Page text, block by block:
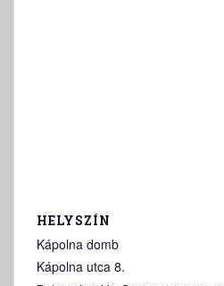
HELYSZÍN
Kápolna domb
Kápolna utca 8.